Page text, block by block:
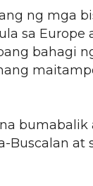
ng mga
sa Europe
bahagi
at